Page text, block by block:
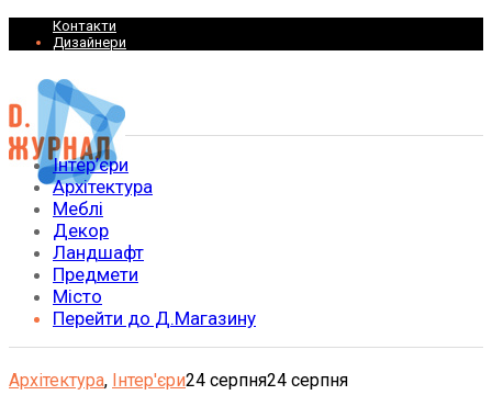
Контакти
Дизайнери
Інтер’єри
Архітектура
Меблі
Декор
Ландшафт
Предмети
Місто
Перейти до Д.Магазину
Архітектура, Інтер'єри24 серпня24 серпня